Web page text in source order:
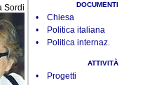
Sordi
DOCUMENTI
• Chiesa
• Politica italiana
• Politica internaz.
ATTIVITÀ
• Progetti